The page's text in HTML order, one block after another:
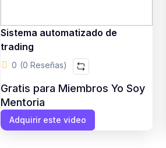
Sistema automatizado de
trading
0 (0 Reseñas)
Gratis para Miembros Yo Soy
Mentoria
Adquirir este video